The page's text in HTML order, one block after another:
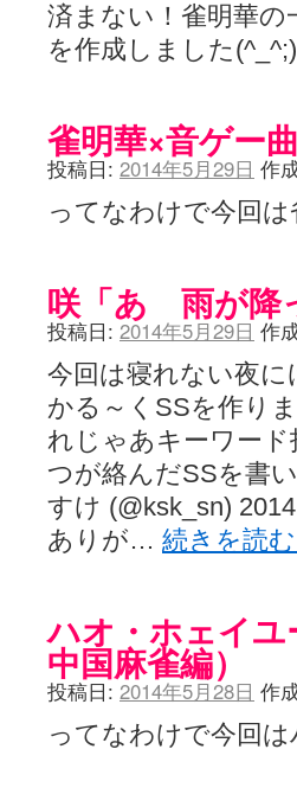
済まない！雀明華
を作成しました(^_^;)
雀明華×音ゲー
投稿日: 2014年5月29日 作
ってなわけで今回は
咲「あ 雨が降
投稿日: 2014年5月29日 作
今回は寝れない夜
かる～くSSを作り
れじゃあキーワード
つが絡んだSSを書
すけ (@ksk_sn)
ありが… 続きを読む
ハオ・ホェイ
中国麻雀編）
投稿日: 2014年5月28日 作
ってなわけで今回